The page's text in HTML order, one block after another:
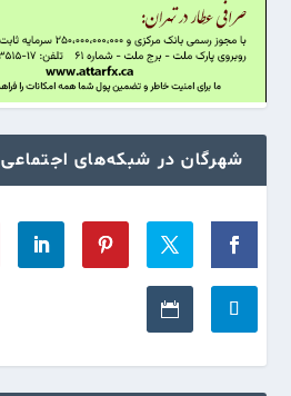
شهرگان در شبکه‌های اجتماعی